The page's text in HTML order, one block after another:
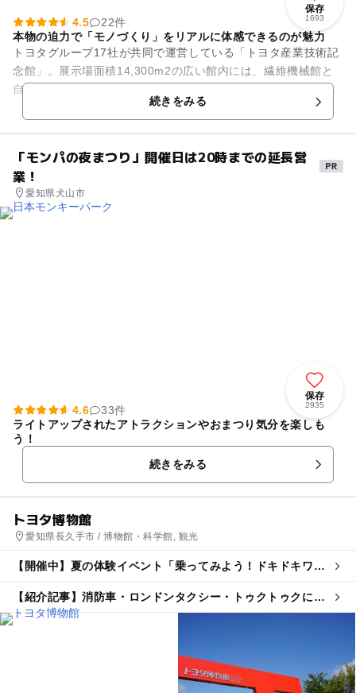
保存
1693
4.5
22件
本物の迫力で「モノづくり」をリアルに体感できるのが魅力
トヨタグループ17社が共同で運営している「トヨタ産業技術記
念館」。展示場面積14,300m2の広い館内には、繊維機械館と
自動車館があり、技術の変遷を本物の機械の動態展示と実演で
続きをみる
「モンパの夜まつり」開催日は20時までの延長営
業！
愛知県犬山市
保存
2935
4.6
33件
ライトアップされたアトラクションやおまつり気分を楽しも
う！
続きをみる
トヨタ博物館
愛知県長久手市 / 博物館・科学館, 観光
【開催中】夏の体験イベント「乗ってみよう！ドキドキワク
【紹介記事】消防車・ロンドンタクシー・トゥクトゥクに乗
れる！ トヨタ博物館で体験イベント開催